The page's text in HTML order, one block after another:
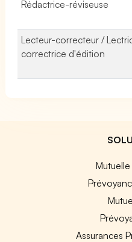
Rédactrice-réviseuse
Lecteur-correcteur /
correctrice d'édition
Assurances